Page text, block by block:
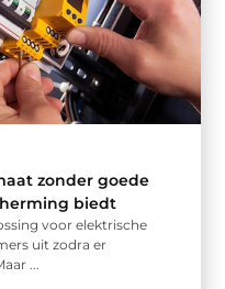
zonder goede
biedt
voor elektrische
uit zodra er
...